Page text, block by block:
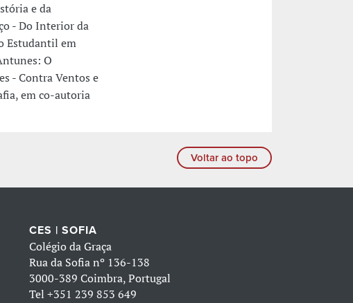
e da
- Do Interior da
Estudantil em
O
- Contra Ventos e
em co-autoria
Voltar ao topo
CES | SOFIA
Colégio da Graça
Rua da Sofia nº 136-138
3000-389 Coimbra, Portugal
Tel +351 239 853 649